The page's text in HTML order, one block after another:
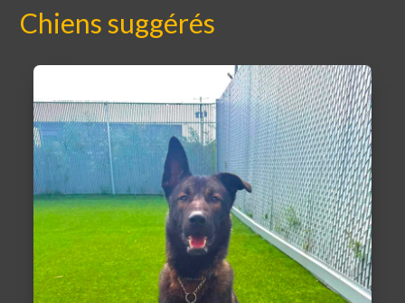
Chiens suggérés